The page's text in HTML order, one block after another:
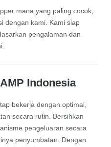
mana yang paling cocok,
dengan kami. Kami siap
pengalaman dan
Indonesia
bekerja dengan optimal,
secara rutin. Bersihkan
pengeluaran secara
penyumbatan. Dengan